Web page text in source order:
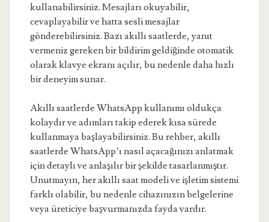
kullanabilirsiniz. Mesajları okuyabilir,
cevaplayabilir ve hatta sesli mesajlar
gönderebilirsiniz. Bazı akıllı saatlerde, yanıt
vermeniz gereken bir bildirim geldiğinde otomatik
olarak klavye ekranı açılır, bu nedenle daha hızlı
bir deneyim sunar.
Akıllı saatlerde WhatsApp kullanımı oldukça
kolaydır ve adımları takip ederek kısa sürede
kullanmaya başlayabilirsiniz. Bu rehber, akıllı
saatlerde WhatsApp’ı nasıl açacağınızı anlatmak
için detaylı ve anlaşılır bir şekilde tasarlanmıştır.
Unutmayın, her akıllı saat modeli ve işletim sistemi
farklı olabilir, bu nedenle cihazınızın belgelerine
veya üreticiye başvurmanızda fayda vardır.